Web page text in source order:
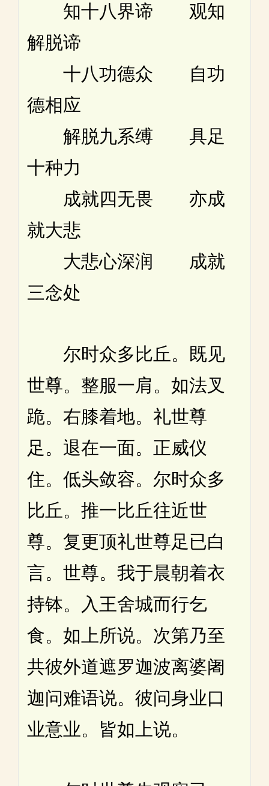
知十八界谛 观知
解脱谛
十八功德众 自功
德相应
解脱九系缚 具足
十种力
成就四无畏 亦成
就大悲
大悲心深润 成就
三念处
尔时众多比丘。既见
世尊。整服一肩。如法叉
跪。右膝着地。礼世尊
足。退在一面。正威仪
住。低头敛容。尔时众多
比丘。推一比丘往近世
尊。复更顶礼世尊足已白
言。世尊。我于晨朝着衣
持钵。入王舍城而行乞
食。如上所说。次第乃至
共彼外道遮罗迦波离婆阇
迦问难语说。彼问身业口
业意业。皆如上说。